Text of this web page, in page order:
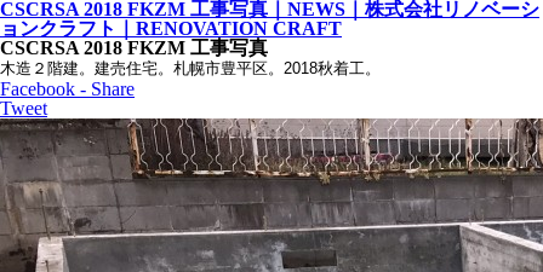
CSCRSA 2018 FKZM 工事写真｜NEWS｜株式会社リノベーシ
ョンクラフト｜RENOVATION CRAFT
CSCRSA 2018 FKZM 工事写真
木造２階建。建売住宅。札幌市豊平区。2018秋着工。
Facebook - Share
Tweet